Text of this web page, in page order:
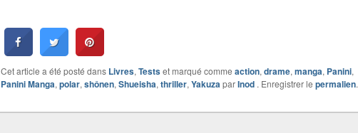
Cet article a été posté dans Livres, Testset marqué comme action, drame, manga, Panini,
Panini Manga, polar, shônen, Shueisha, thriller, YakuzaparInod . Enregistrer le permalien.